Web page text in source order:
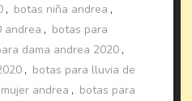
, botas niña andrea ,
andrea , botas para
dama andrea 2020 ,
, botas para lluvia de
andrea , botas para